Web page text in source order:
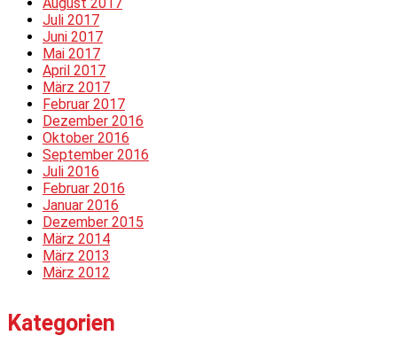
Juli 2017
Juni 2017
Mai 2017
April 2017
März 2017
Februar 2017
Dezember 2016
Oktober 2016
September 2016
Juli 2016
Februar 2016
Januar 2016
Dezember 2015
März 2014
März 2013
März 2012
Kategorien